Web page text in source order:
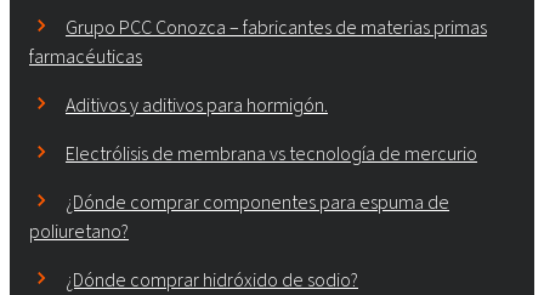
Grupo PCC Conozca – fabricantes de materias primas
farmacéuticas
Aditivos y aditivos para hormigón.
Electrólisis de membrana vs tecnología de mercurio
¿Dónde comprar componentes para espuma de
poliuretano?
¿Dónde comprar hidróxido de sodio?